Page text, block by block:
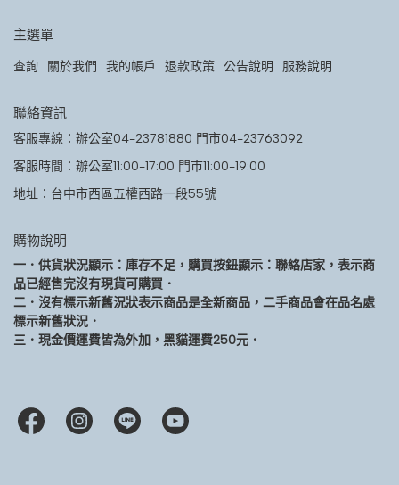
主選單
查詢 關於我們 我的帳戶 退款政策 公告說明 服務說明
聯絡資訊
客服專線：辦公室04-23781880 門市04-23763092
客服時間：辦公室11:00-17:00 門市11:00-19:00
地址：台中市西區五權西路一段55號
購物說明
一．供貨狀況顯示：庫存不足，購買按鈕顯示：聯絡店家，表示商
品已經售完沒有現貨可購買．
二．沒有標示新舊況狀表示商品是全新商品，二手商品會在品名處
標示新舊狀況．
三．現金價運費皆為外加，黑貓運費250元．